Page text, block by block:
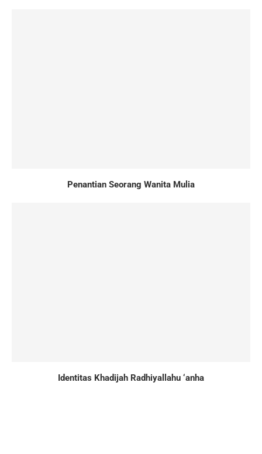
Penantian Seorang Wanita Mulia
Identitas Khadijah Radhiyallahu ‘anha